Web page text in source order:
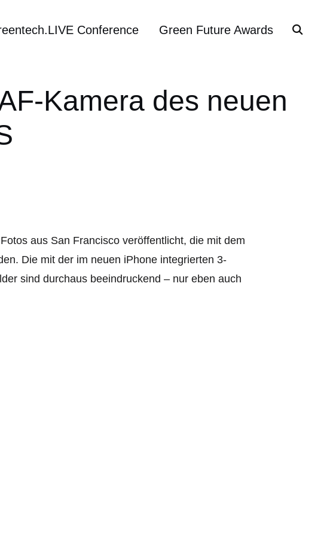
Conference Green Future Awards
Kamera des neuen
aus San Francisco veröffentlicht, die mit dem
Die mit der im neuen iPhone integrierten 3-
sind durchaus beeindruckend – nur eben auch